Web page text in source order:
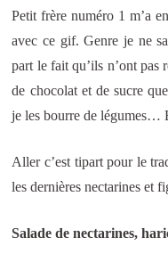
Petit frère numéro 1 m’a
avec ce gif. Genre je ne
part le fait qu’ils n’ont pas
de chocolat et de sucre
je les bourre de légumes…
Aller c’est tipart pour le
les dernières nectarines et
Salade de nectarines,